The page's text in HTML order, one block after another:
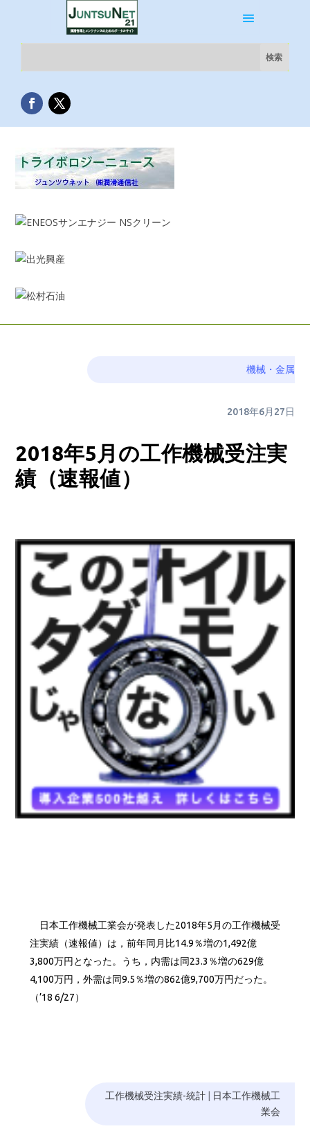
機械・金属
2018年6月27日
2018年5月の工作機械受注実
績（速報値）
日本工作機械工業会が発表した2018年5月の工作機械受
注実績（速報値）は，前年同月比14.9％増の1,492億
3,800万円となった。うち，内需は同23.3％増の629億
4,100万円，外需は同9.5％増の862億9,700万円だった。
（’18 6/27）
工作機械受注実績-統計|
日本工作機械工
業会